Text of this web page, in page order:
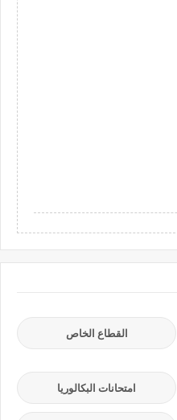
القطاع الخاص
امتحانات البكالوريا